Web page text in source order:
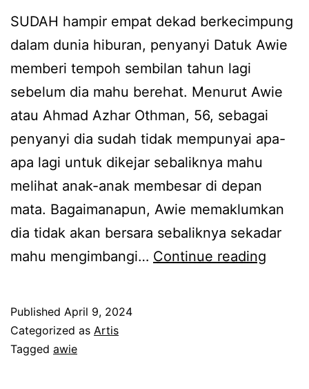
a
m
a
a
n
u
t
a
m
a
,
w
i
e
SUDAH hampir empat dekad berkecimpung
dalam dunia hiburan, penyanyi Datuk Awie
memberi tempoh sembilan tahun lagi
sebelum dia mahu berehat. Menurut Awie
atau Ahmad Azhar Othman, 56, sebagai
penyanyi dia sudah tidak mempunyai apa-
apa lagi untuk dikejar sebaliknya mahu
melihat anak-anak membesar di depan
mata. Bagaimanapun, Awie memaklumkan
dia tidak akan bersara sebaliknya sekadar
mahu mengimbangi… Continue reading
Published April 9, 2024
Categorized as Artis
Tagged awie